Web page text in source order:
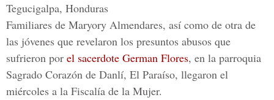
Tegucigalpa, Honduras
Familiares de Maryory Almendares, así como de otra de
las jóvenes que revelaron los presuntos abusos que
sufrieron por el sacerdote German Flores, en la parroquia
Sagrado Corazón de Danlí, El Paraíso, llegaron el
miércoles a la Fiscalía de la Mujer.